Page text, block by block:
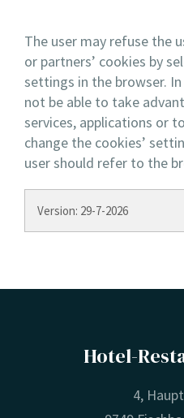
The user may refuse the
or partners’ cookies by
settings in the browser.
not be able to take
services, applications or
change the cookies’
user should refer to the
Version: 29-7-2026
Hotel-
4,